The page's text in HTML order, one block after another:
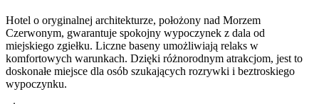
Hotel o oryginalnej architekturze, położony nad Morzem
Czerwonym, gwarantuje spokojny wypoczynek z dala od
miejskiego zgiełku. Liczne baseny umożliwiają relaks w
komfortowych warunkach. Dzięki różnorodnym atrakcjom, jest to
doskonałe miejsce dla osób szukających rozrywki i beztroskiego
wypoczynku.